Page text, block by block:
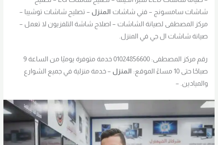
شاشات سامسونج – فني شاشات المنزل – تصليح شاشات توشيبا –
مركز المصطفى لصيانة الشاشات – اصلاح شاشة التلفزيون لا تعمل –
صيانة شاشات ال جي في المنزل.
رقم مركز المصطفى: 01024856600 خدمة متوفرة يوميًا من الساعة 9
صباحًا حتى 10 مساءً الموقع:
المنزل – خدمة منزلية في جميع الشوارع
والميادين. –